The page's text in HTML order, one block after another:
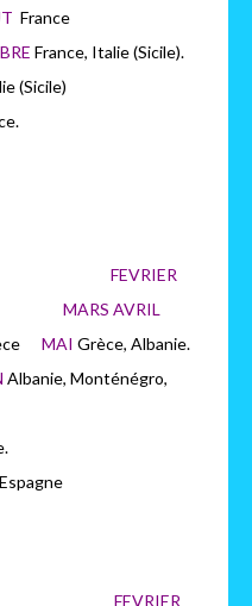
France
France, Italie (Sicile).
(Sicile)
France.
FEVRIER
MARS AVRIL
MAI Grèce, Albanie.
Albanie, Monténégro,
Italie France.
Espagne
FEVRIER